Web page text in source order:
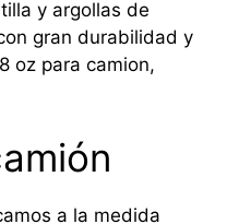
y argollas de
gran durabilidad y
oz para camion,
a la medida